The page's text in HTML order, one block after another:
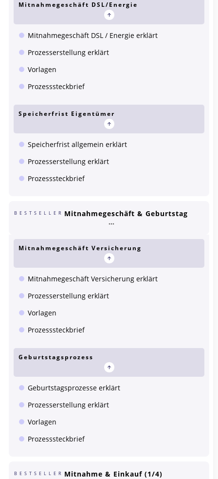
Mitnahmegeschäft DSL/Energie
Mitnahmegeschäft DSL / Energie erklärt
Prozesserstellung erklärt
Vorlagen
Prozesssteckbrief
Speicherfrist Eigentümer
Speicherfrist allgemein erklärt
Prozesserstellung erklärt
Prozesssteckbrief
BESTSELLER Mitnahmegeschäft & Geburtstag
Mitnahmegeschäft Versicherung
Mitnahmegeschäft Versicherung erklärt
Prozesserstellung erklärt
Vorlagen
Prozesssteckbrief
Geburtstagsprozess
Geburtstagsprozesse erklärt
Prozesserstellung erklärt
Vorlagen
Prozesssteckbrief
BESTSELLER Mitnahme & Einkauf (1/4)